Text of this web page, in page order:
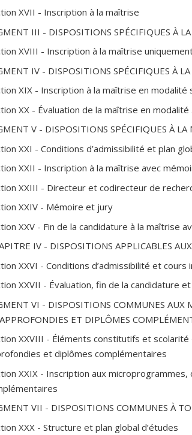
XVII - Inscription à la maîtrise
III - DISPOSITIONS SPÉCIFIQUES À
XVIII - Inscription à la maîtrise
IV - DISPOSITIONS SPÉCIFIQUES À
XIX - Inscription à la maîtrise en
XX - Évaluation de la maîtrise en
V - DISPOSITIONS SPÉCIFIQUES À LA
XXI - Conditions d’admissibilité et plan
XXII - Inscription à la maîtrise avec
XXIII - Directeur et codirecteur de
XXIV - Mémoire et jury
XXV - Fin de la candidature à la maîtrise
IV - DISPOSITIONS APPLICABLES
XXVI - Conditions d’admissibilité et cours
XXVII - Évaluation, fin de la candidature
VI - DISPOSITIONS COMMUNES AUX
ET DIPLÔMES
XXVIII - Éléments constitutifs et
et diplômes complémentaires
XXIX - Inscription aux
VII - DISPOSITIONS COMMUNES À
XXX - Structure et plan global d’études